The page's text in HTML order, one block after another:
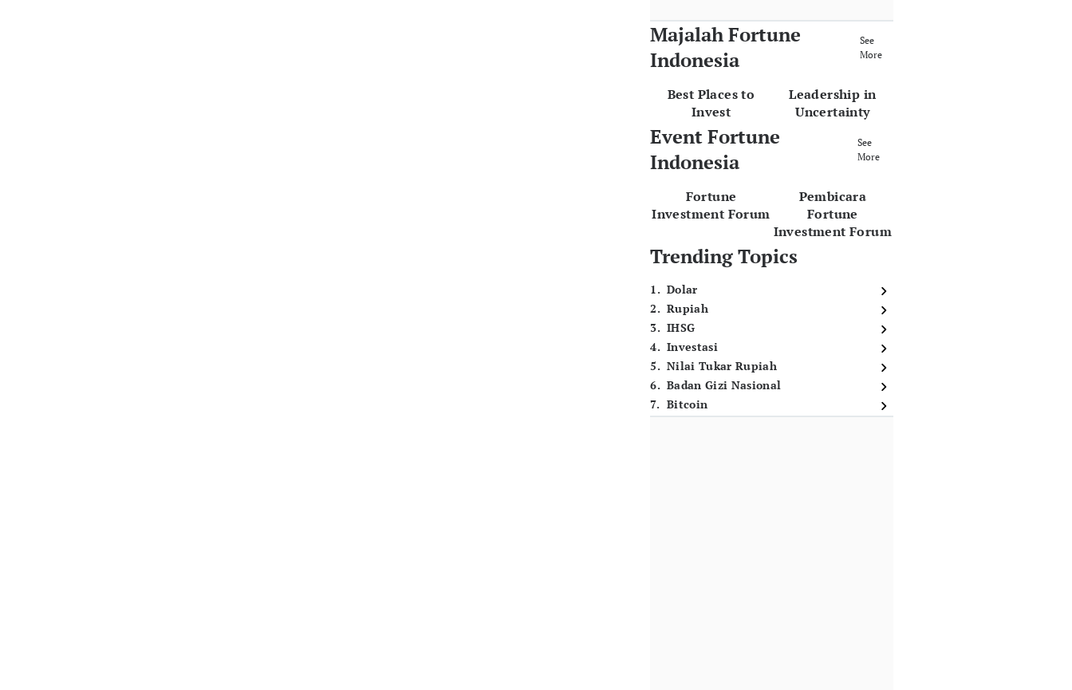
Majalah Fortune
Indonesia
See
More
Best Places to
Invest
Leadership in
Uncertainty
Event Fortune
Indonesia
See
More
Fortune
Investment Forum
Pembicara
Fortune
Investment Forum
Trending Topics
1. Dolar
2. Rupiah
3. IHSG
4. Investasi
5. Nilai Tukar Rupiah
6. Badan Gizi Nasional
7. Bitcoin